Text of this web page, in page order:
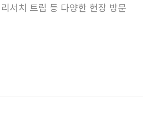
서치 트립 등 다양한 현장 방문